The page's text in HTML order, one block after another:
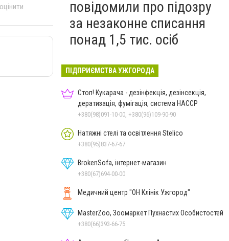
повідомили про підозру
за незаконне списання
понад 1,5 тис. осіб
ПІДПРИЄМСТВА УЖГОРОДА
Стоп! Кукарача - дезінфекція, дезінсекція,
дератизація, фумігація, система HACCP
+380(98)091-10-00, +380(96)109-90-90
Натяжні стелі та освітлення Stelico
+380(95)837-67-67
BrokenSofa, інтернет-магазин
+380(67)694-00-00
Медичний центр "ОН Клінік Ужгород"
MasterZoo, Зоомаркет Пухнастих Особистостей
+380(66)393-66-75